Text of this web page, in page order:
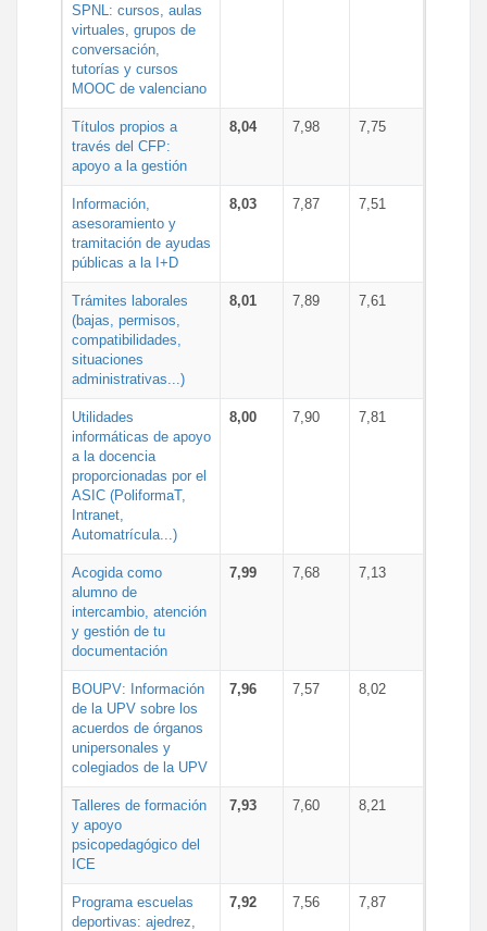
SPNL: cursos, aulas
virtuales, grupos de
conversación,
tutorías y cursos
MOOC de valenciano
Títulos propios a
través del CFP:
apoyo a la gestión
8,04 7,98 7,75
Información,
asesoramiento y
tramitación de ayudas
públicas a la I+D
8,03 7,87 7,51
Trámites laborales
(bajas, permisos,
compatibilidades,
situaciones
administrativas...)
8,01 7,89 7,61
Utilidades
informáticas de apoyo
a la docencia
proporcionadas por el
ASIC (PoliformaT,
Intranet,
Automatrícula...)
8,00 7,90 7,81
Acogida como
alumno de
intercambio, atención
y gestión de tu
documentación
7,99 7,68 7,13
BOUPV: Información
de la UPV sobre los
acuerdos de órganos
unipersonales y
colegiados de la UPV
7,96 7,57 8,02
Talleres de formación
y apoyo
psicopedagógico del
ICE
7,93 7,60 8,21
Programa escuelas
deportivas: ajedrez,
7,92 7,56 7,87